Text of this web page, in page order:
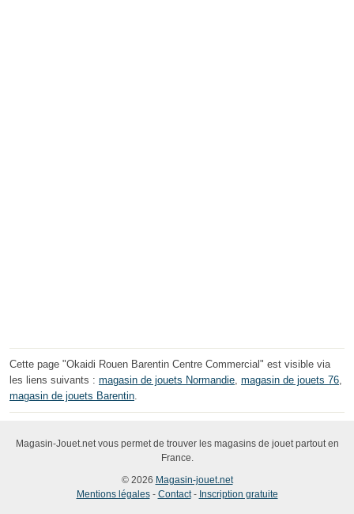
Cette page "Okaidi Rouen Barentin Centre Commercial" est visible via
les liens suivants : magasin de jouets Normandie, magasin de jouets 76,
magasin de jouets Barentin.
Magasin-Jouet.net vous permet de trouver les magasins de jouet partout en
France.
© 2026 Magasin-jouet.net
Mentions légales- Contact- Inscription gratuite